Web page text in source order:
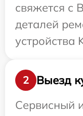
свяжется с
деталей
устройства
2
Выезд
Сервисный